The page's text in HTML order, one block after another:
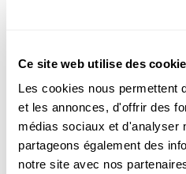
Ce site web utilise des
Les cookies nous permettent
et les annonces, d'offrir des
médias sociaux et d'analyser
partageons également des
notre site avec nos
Par la poste sur
territoire belge